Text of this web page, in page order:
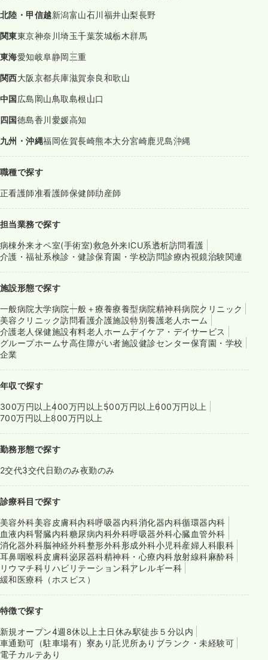
北陸・甲信越新潟富山石川福井山梨長野
関東東京神奈川埼玉千葉茨城栃木群馬
東海愛知岐阜静岡三重
関西大阪京都兵庫滋賀奈良和歌山
中国広島岡山鳥取島根山口
四国徳島香川愛媛高知
九州・沖縄福岡佐賀長崎熊本大分宮崎鹿児島沖縄
職種で探す
正看護師准看護師保健師助産師
担当業務で探す
病棟外来オペ室(手術室)救急外来ICU系透析訪問看護
介護・福祉系検診・健診保育園・学校訪問診療内視鏡治験関連
施設形態で探す
一般病院大学病院一般＋療養療養型病院精神科病院クリニック
美容クリニック訪問看護介護施設特別養護老人ホーム
介護老人保健施設有料老人ホームデイケア・デイサービス
グループホームサ高住障がい者施設健診センター保育園・学校
企業
年収で探す
300万円以上400万円以上 500万円以上600万円以上
700万円以上800万円以上
勤務形態で探す
2交代3交代日勤のみ夜勤のみ
診療科目で探す
美容外科美容皮膚科内科呼吸器内科消化器内科循環器内科
血液内科腎臓内科糖尿病内科外科呼吸器外科心臓血管外科
消化器外科脳神経外科整形外科形成外科小児科産婦人科眼科
耳鼻咽喉科皮膚科泌尿器科精神科・心療内科放射線科麻酔科
リウマチ科リハビリテーション科アレルギー科
緩和医療科（ホスピス）
特徴で探す
新規オープン4週8休以上 土日休み駅徒歩５分以内
車通勤可（駐車場有） 寮あり託児所あり ブランク・未経験可
電子カルテあり